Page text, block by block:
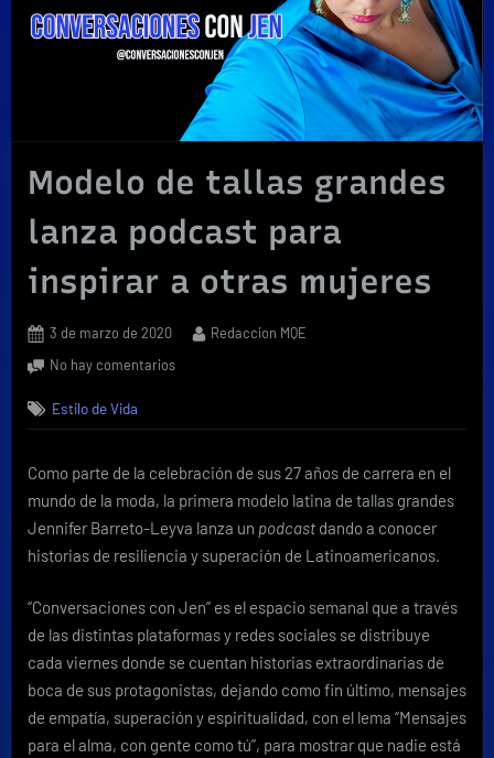
Modelo de tallas grandes
lanza podcast para
inspirar a otras mujeres
Posted
3 de marzo de 2020 By
Redaccion MQE
No hay comentariosen
tallas
lanza
podcast
para
inspirar
mujeres
Estilo de Vida
Como parte de la celebración de sus 27 años de carrera en el
mundo de la moda, la primera modelo latina de tallas grandes
Jennifer Barreto-Leyva lanza un podcast dando a conocer
historias de resiliencia y superación de Latinoamericanos.
“Conversaciones con Jen” es el espacio semanal que a través
de las distintas plataformas y redes sociales se distribuye
cada viernes donde se cuentan historias extraordinarias de
boca de sus protagonistas, dejando como fin último, mensajes
de empatía, superación y espiritualidad, con el lema “Mensajes
para el alma, con gente como tú”, para mostrar que nadie está